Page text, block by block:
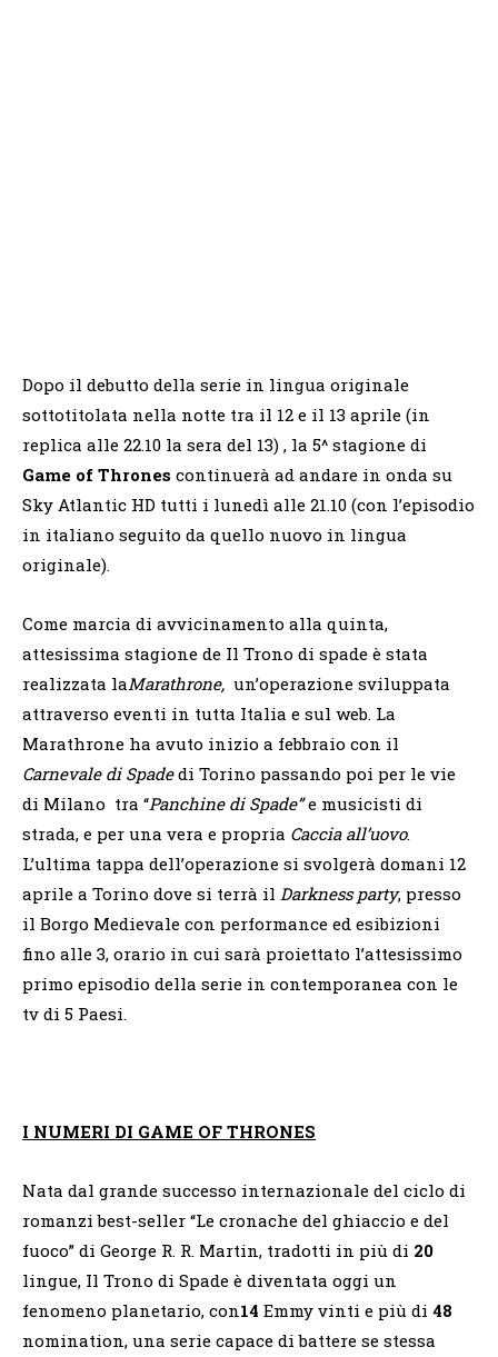
Dopo il debutto della serie in lingua originale
sottotitolata nella notte tra il 12 e il 13 aprile (in
replica alle 22.10 la sera del 13) , la 5^ stagione di
Game of Thrones continuerà ad andare in onda su
Sky Atlantic HD tutti i lunedì alle 21.10 (con l’episodio
in italiano seguito da quello nuovo in lingua
originale).
Come marcia di avvicinamento alla quinta,
attesissima stagione de Il Trono di spade è stata
realizzata laMarathrone, un’operazione sviluppata
attraverso eventi in tutta Italia e sul web. La
Marathrone ha avuto inizio a febbraio con il
Carnevale di Spadedi Torino passando poi per le vie
di Milano tra “Panchine di Spade”e musicisti di
strada, e per una vera e propria Caccia all’uovo.
L’ultima tappa dell’operazione si svolgerà domani 12
aprile a Torino dove si terrà il Darkness party, presso
il Borgo Medievale con performance ed esibizioni
fino alle 3, orario in cui sarà proiettato l’attesissimo
primo episodio della serie in contemporanea con le
tv di 5 Paesi.
I NUMERI DI GAME OF THRONES
Nata dal grande successo internazionale del ciclo di
romanzi best-seller “Le cronache del ghiaccio e del
fuoco” di George R. R. Martin, tradotti in più di 20
lingue, Il Trono di Spade è diventata oggi un
fenomeno planetario, con14 Emmy vinti e più di 48
nomination, una serie capace di battere se stessa